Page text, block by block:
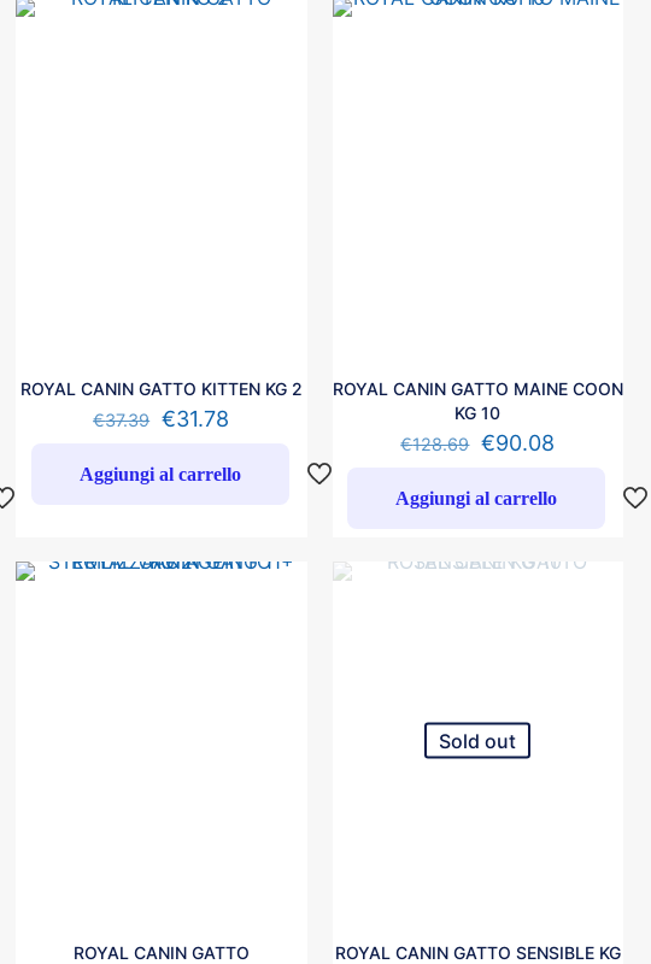
ROYAL CANIN GATTO KITTEN KG 2
€37.39 €31.78
Aggiungi al carrello
ROYAL CANIN GATTO MAINE COON
KG 10
€128.69 €90.08
Aggiungi al carrello
ROYAL CANIN GATTO
Sold out
ROYAL CANIN GATTO SENSIBLE KG